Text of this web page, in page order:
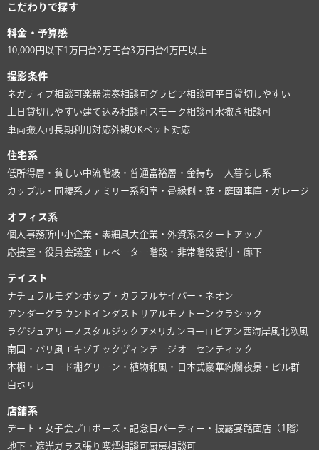
こだわりで探す
料金・予算感
10,000円以下1万円台2万円台3万円台4万円以上
撮影条件
ネガティブ相談可楽器演奏相談可 グラビア相談可 平日貸切しやすい
土日貸切しやすい建て込み相談可 スモーク相談可 水撒き相談可
車両搬入可長期利用対応外観OKペット対応
住宅系
低所得層・貧しい中流階級・普通富裕層・金持ち 一人暮らし系
カップル・同棲系ファミリー系和室・畳縁側・庭・庭園 車庫・ガレージ
オフィス系
個人事務所中小企業・零細風大企業・外資系スタートアップ
応接室・役員会議室 エレベーター 階段・非常階段受付・廊下
テイスト
ナチュラルモダンポップ・カラフルサイバー・ネオン
アンダーグラウンド インダストリアルモノトーン クラシック
ラグジュアリー ノスタルジック アメリカン ヨーロピアン 西海岸風北欧風
南国・バリ風 エキゾチック ヴィンテージ オーセンティック
本棚・レコード棚グリーン・植物和風・日本式豪華絢爛夜景・ビル群
白ホリ
店舗系
デート・女子会プロポーズ・記念日 パーティー・披露宴路面店（1階）
地下・遮光ガラス張り 喫煙相談可 厨房相談可